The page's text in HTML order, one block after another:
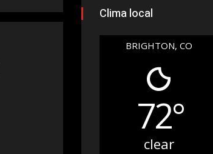
Clima local
BRIGHTON, CO
72°
clear